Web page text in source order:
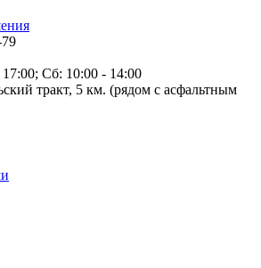
Сб: 10:00 - 14:00
тракт, 5 км. (рядом с асфальтным